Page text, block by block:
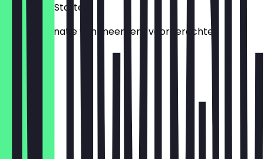
Veg Mixed Starter
Een combinatie van meerdere voorgerechten